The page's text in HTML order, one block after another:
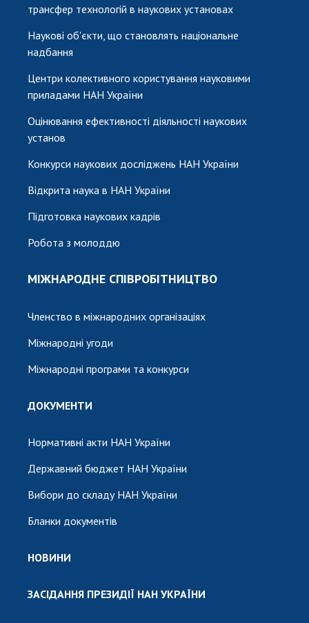
трансфер технологій в наукових установах
Наукові об'єкти, що становлять національне
надбання
Центри колективного користування науковими
приладами НАН України
Оцінювання ефективності діяльності наукових
установ
Конкурси наукових досліджень НАН України
Відкрита наука в НАН України
Підготовка наукових кадрів
Робота з молоддю
МІЖНАРОДНЕ СПІВРОБІТНИЦТВО
Членство в міжнародних організаціях
Міжнародні угоди
Міжнародні програми та конкурси
ДОКУМЕНТИ
Нормативні акти НАН України
Державний бюджет НАН України
Вибори до складу НАН України
Бланки документів
НОВИНИ
ЗАСІДАННЯ ПРЕЗИДІЇ НАН УКРАЇНИ